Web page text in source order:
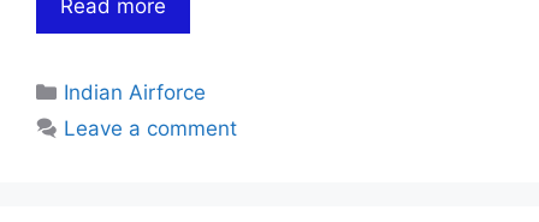
Read more
Categories
Indian Airforce
Leave a comment